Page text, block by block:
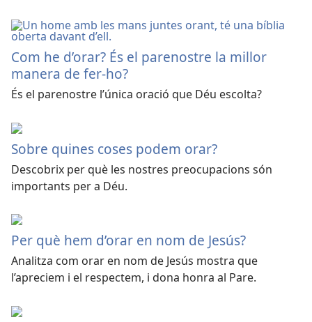
Com he d’orar? És el parenostre la millor
manera de fer-ho?
És el parenostre l’única oració que Déu escolta?
Sobre quines coses podem orar?
Descobrix per què les nostres preocupacions són
importants per a Déu.
Per què hem d’orar en nom de Jesús?
Analitza com orar en nom de Jesús mostra que
l’apreciem i el respectem, i dona honra al Pare.